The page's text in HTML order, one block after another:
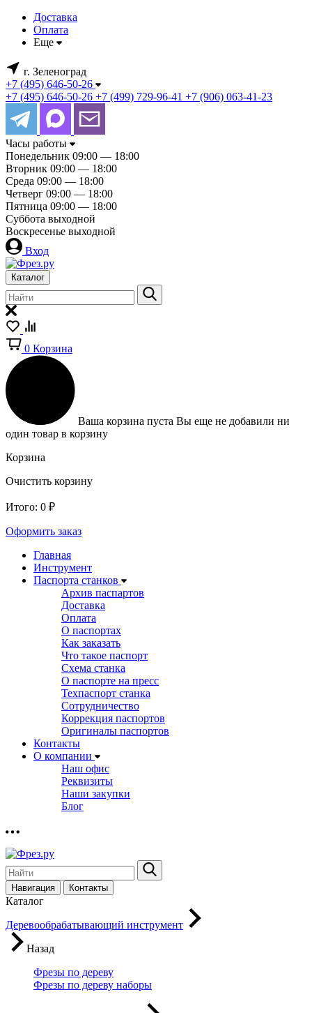
Доставка
Оплата
Еще
г. Зеленоград
+7 (495) 646-50-26
+7 (495) 646-50-26 +7 (499) 729-96-41 +7 (906) 063-41-23
Часы работы
Понедельник 09:00 — 18:00
Вторник 09:00 — 18:00
Среда 09:00 — 18:00
Четверг 09:00 — 18:00
Пятница 09:00 — 18:00
Суббота выходной
Воскресенье выходной
Вход
Каталог
0 Корзина
Ваша корзина пуста Вы еще не добавили ни
один товар в корзину
Корзина
Очистить корзину
Итого: 0 ₽
Оформить заказ
Главная
Инструмент
Паспорта станков
Архив паспартов
Доставка
Оплата
О паспортах
Как заказать
Что такое паспорт
Схема станка
О паспорте на пресс
Техпаспорт станка
Сотрудничество
Коррекция паспортов
Оригиналы паспортов
Контакты
О компании
Наш офис
Реквизиты
Наши закупки
Блог
Навигация Контакты
Каталог
Деревообрабатывающий инструмент
Назад
Фрезы по дереву
Фрезы по дереву наборы